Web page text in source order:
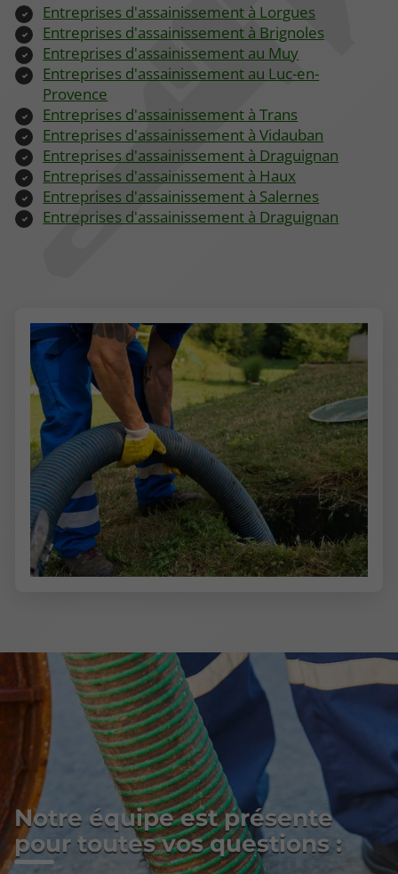
Entreprises d'assainissement à Lorgues
Entreprises d'assainissement à Brignoles
Entreprises d'assainissement au Muy
Entreprises d'assainissement au Luc-en-
Provence
Entreprises d'assainissement à Trans
Entreprises d'assainissement à Vidauban
Entreprises d'assainissement à Draguignan
Entreprises d'assainissement à Haux
Entreprises d'assainissement à Salernes
Entreprises d'assainissement à Draguignan
Notre équipe est présente
pour toutes vos questions :